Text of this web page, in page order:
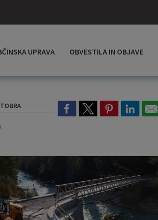
UPRAVA OBVESTILA IN OBJAVE